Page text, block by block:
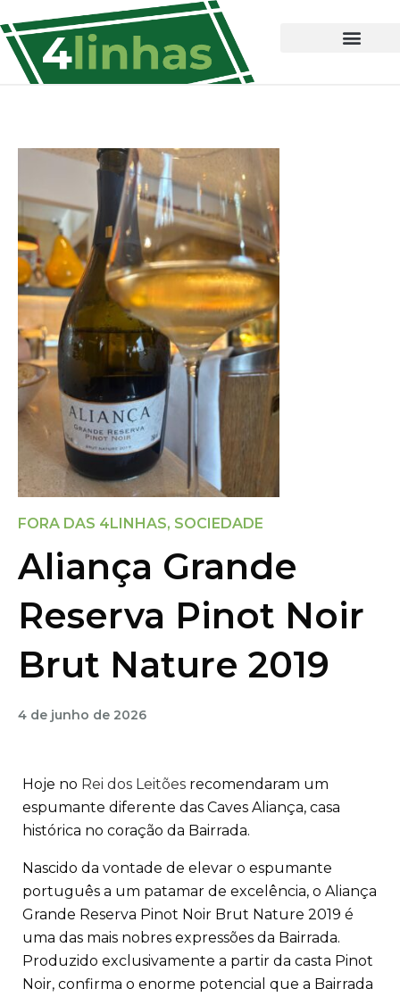
FORA DAS 4LINHAS, SOCIEDADE
Aliança Grande
Reserva Pinot Noir
Brut Nature 2019
4 de junho de 2026
Hoje no Rei dos Leitões recomendaram um
espumante diferente das Caves Aliança, casa
histórica no coração da Bairrada.
Nascido da vontade de elevar o espumante
português a um patamar de excelência, o Aliança
Grande Reserva Pinot Noir Brut Nature 2019 é
uma das mais nobres expressões da Bairrada.
Produzido exclusivamente a partir da casta Pinot
Noir, confirma o enorme potencial que a Bairrada